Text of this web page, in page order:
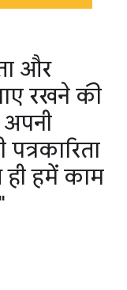
और
रखने की
अपनी
हमें काम